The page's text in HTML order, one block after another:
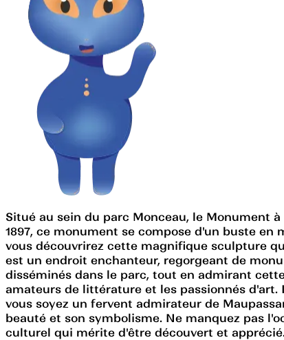
Situé au sein du parc Monceau, le Monument
1897, ce monument se compose d'un buste
vous découvrirez cette magnifique sculpture
est un endroit enchanteur, regorgeant de
disséminés dans le parc, tout en admirant
amateurs de littérature et les passionnés
vous soyez un fervent admirateur de
beauté et son symbolisme. Ne manquez pas
culturel qui mérite d'être découvert et